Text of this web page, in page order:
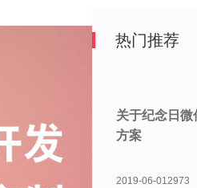
热门推荐
关于纪念日
方案
2019-06-01 2973